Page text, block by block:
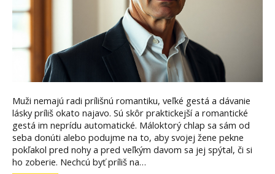
Muži nemajú radi prílišnú romantiku, veľké gestá a dávanie
lásky príliš okato najavo. Sú skôr praktickejší a romantické
gestá im neprídu automatické. Máloktorý chlap sa sám od
seba donúti alebo podujme na to, aby svojej žene pekne
pokľakol pred nohy a pred veľkým davom sa jej spýtal, či si
ho zoberie. Nechcú byť príliš na…